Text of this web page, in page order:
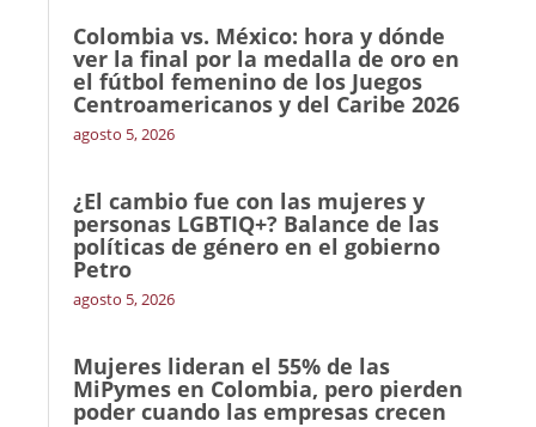
Colombia vs. México: hora y dónde
ver la final por la medalla de oro en
el fútbol femenino de los Juegos
Centroamericanos y del Caribe 2026
agosto 5, 2026
¿El cambio fue con las mujeres y
personas LGBTIQ+? Balance de las
políticas de género en el gobierno
Petro
agosto 5, 2026
Mujeres lideran el 55% de las
MiPymes en Colombia, pero pierden
poder cuando las empresas crecen